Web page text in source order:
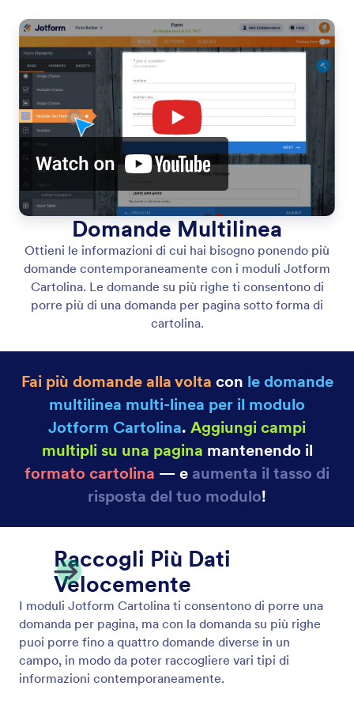
Domande Multilinea
Ottieni le informazioni di cui hai bisogno ponendo più
domande contemporaneamente con i moduli Jotform
Cartolina. Le domande su più righe ti consentono di
porre più di una domanda per pagina sotto forma di
cartolina.
Fai più domande alla volta con le domande
multilinea multi-linea per il modulo
Jotform Cartolina. Aggiungi campi
multipli su una pagina mantenendo il
formato cartolina — e aumenta il tasso di
risposta del tuo modulo!
Raccogli Più Dati
Velocemente
I moduli Jotform Cartolina ti consentono di porre una
domanda per pagina, ma con la domanda su più righe
puoi porre fino a quattro domande diverse in un
campo, in modo da poter raccogliere vari tipi di
informazioni contemporaneamente.